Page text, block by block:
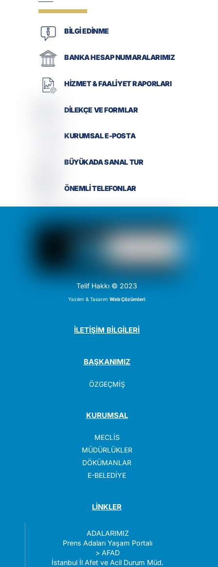
BİLGİ EDİNME
BANKA HESAP NUMARALARIMIZ
HİZMET & FAALİYET RAPORLARI
DİLEKÇE VE FORMLAR
KURUMSAL E-POSTA
BÜYÜKADA SANAL TUR
ÖNEMLİ TELEFONLAR
Telif Hakkı © 2023
Yazılım & TasarımWeb Çözümleri
İLETİŞİM BİLGİLERİ
BAŞKANIMIZ
ÖZGEÇMİŞ
KURUMSAL
MECLİS
MÜDÜRLÜKLER
DÖKÜMANLAR
E-BELEDİYE
LİNKLER
ADALARIMIZ
Prens Adaları Yaşam Portalı
>AFAD
İstanbul İl Afet ve Acil Durum Müd.